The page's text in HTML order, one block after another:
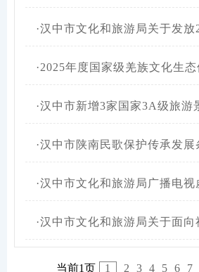
·汉中市文化和旅游局关于发放2025年度汉中市导
·2025年度国家级羌族文化生态保护区建设自评
·汉中市新增3家国家3A级旅游
·汉中市陕南民歌保护传承发展
·汉中市文化和旅游局广播电视虚假宣传
·汉中市文化和旅游局关于面向社会各界征集《汉中市“十五五”文化和
当前1页 1 2 3 4 5 6 7